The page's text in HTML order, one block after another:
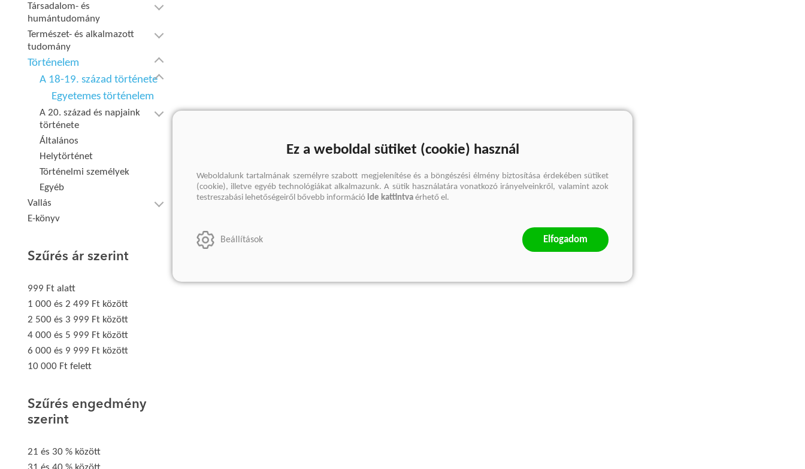
Társadalom- és
humántudomány
Természet- és alkalmazott
tudomány
Történelem
A 18-19. század története
Egyetemes történelem
A 20. század és napjaink
története
Általános
Helytörténet
Történelmi személyek
Egyéb
Vallás
E-könyv
Szűrés ár szerint
999 Ft alatt
1 000 és 2 499 Ft között
2 500 és 3 999 Ft között
4 000 és 5 999 Ft között
6 000 és 9 999 Ft között
10 000 Ft felett
Szűrés engedmény
szerint
21 és 30 % között
Ez a weboldal sütiket (cookie) használ
Weboldalunk tartalmának személyre szabott megjelenítése és a böngészési élmény biztosítása érdekében sütiket
(cookie), illetve egyéb technológiákat alkalmazunk. A sütik használatára vonatkozó irányelveinkről, valamint azok
testreszabási lehetőségeiről bővebb információ ide kattintva érhető el.
Beállítások Elfogadom